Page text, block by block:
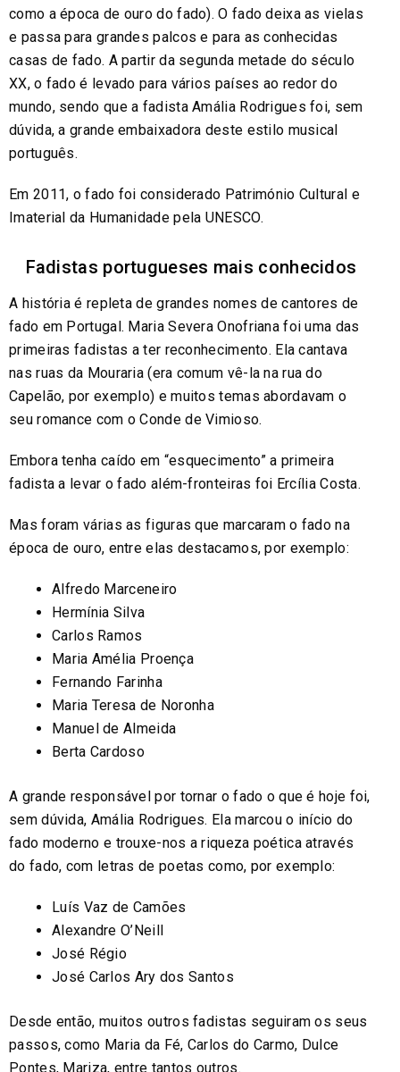
como a época de ouro do fado). O fado deixa as vielas
e passa para grandes palcos e para as conhecidas
casas de fado. A partir da segunda metade do século
XX, o fado é levado para vários países ao redor do
mundo, sendo que a fadista Amália Rodrigues foi, sem
dúvida, a grande embaixadora deste estilo musical
português.
Em 2011, o fado foi considerado Património Cultural e
Imaterial da Humanidade pela UNESCO.
Fadistas portugueses mais conhecidos
A história é repleta de grandes nomes de cantores de
fado em Portugal. Maria Severa Onofriana foi uma das
primeiras fadistas a ter reconhecimento. Ela cantava
nas ruas da Mouraria (era comum vê-la na rua do
Capelão, por exemplo) e muitos temas abordavam o
seu romance com o Conde de Vimioso.
Embora tenha caído em “esquecimento” a primeira
fadista a levar o fado além-fronteiras foi Ercília Costa.
Mas foram várias as figuras que marcaram o fado na
época de ouro, entre elas destacamos, por exemplo:
Alfredo Marceneiro
Hermínia Silva
Carlos Ramos
Maria Amélia Proença
Fernando Farinha
Maria Teresa de Noronha
Manuel de Almeida
Berta Cardoso
A grande responsável por tornar o fado o que é hoje foi,
sem dúvida, Amália Rodrigues. Ela marcou o início do
fado moderno e trouxe-nos a riqueza poética através
do fado, com letras de poetas como, por exemplo:
Luís Vaz de Camões
Alexandre O’Neill
José Régio
José Carlos Ary dos Santos
Desde então, muitos outros fadistas seguiram os seus
passos, como Maria da Fé, Carlos do Carmo, Dulce
Pontes, Mariza, entre tantos outros.